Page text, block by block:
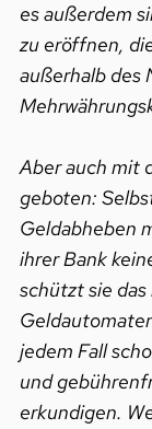
es außerdem
zu eröffnen,
außerhalb des
Aber auch mit
geboten:
Geldabheben
ihrer Bank
schützt sie
jedem Fall
und
erkundigen.